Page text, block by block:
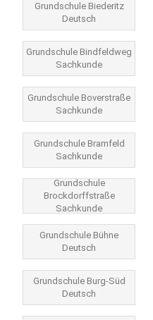
Grundschule Biederitz
Deutsch
Grundschule Bindfeldweg
Sachkunde
Grundschule Boverstraße
Sachkunde
Grundschule Bramfeld
Sachkunde
Grundschule
Brockdorffstraße
Sachkunde
Grundschule Bühne
Deutsch
Grundschule Burg-Süd
Deutsch